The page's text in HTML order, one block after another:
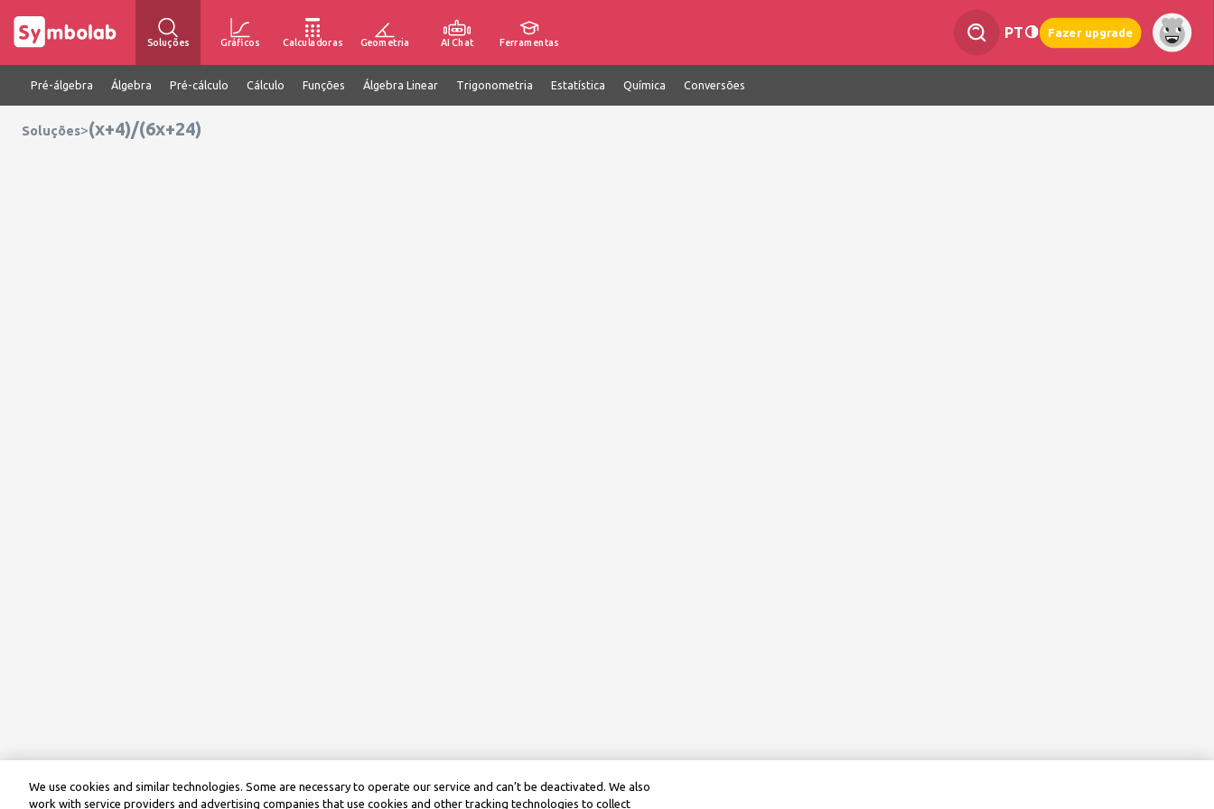
Soluções Gráficos Calculadoras Geometria AI Chat Ferramentas
PT Fazer upgrade
Pré-álgebra Álgebra Pré-cálculo Cálculo Funções Álgebra Linear Trigonometria Estatística Química Conversões
Soluções>(x+4)/(6x+24)
We use cookies and similar technologies. Some are necessary to operate our service and can’t be deactivated. We also
work with service providers and advertising companies that use cookies and other tracking technologies to collect